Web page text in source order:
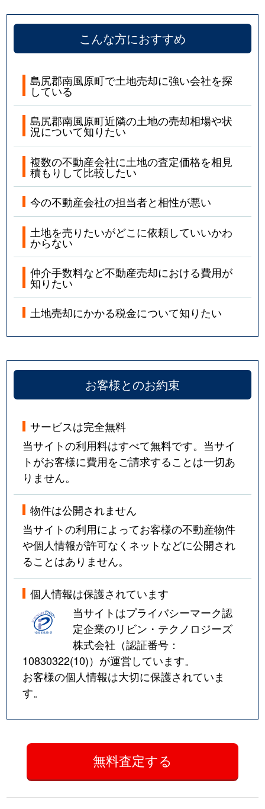
こんな方におすすめ
島尻郡南風原町で土地売却に強い会社を探
している
島尻郡南風原町近隣の土地の売却相場や状
況について知りたい
複数の不動産会社に土地の査定価格を相見
積もりして比較したい
今の不動産会社の担当者と相性が悪い
土地を売りたいがどこに依頼していいかわ
からない
仲介手数料など不動産売却における費用が
知りたい
土地売却にかかる税金について知りたい
お客様とのお約束
サービスは完全無料
当サイトの利用料はすべて無料です。当サイ
トがお客様に費用をご請求することは一切あ
りません。
物件は公開されません
当サイトの利用によってお客様の不動産物件
や個人情報が許可なくネットなどに公開され
ることはありません。
個人情報は保護されています
当サイトはプライバシーマーク認
定企業のリビン・テクノロジーズ
株式会社（認証番号：
10830322(10)）が運営しています。
お客様の個人情報は大切に保護されていま
す。